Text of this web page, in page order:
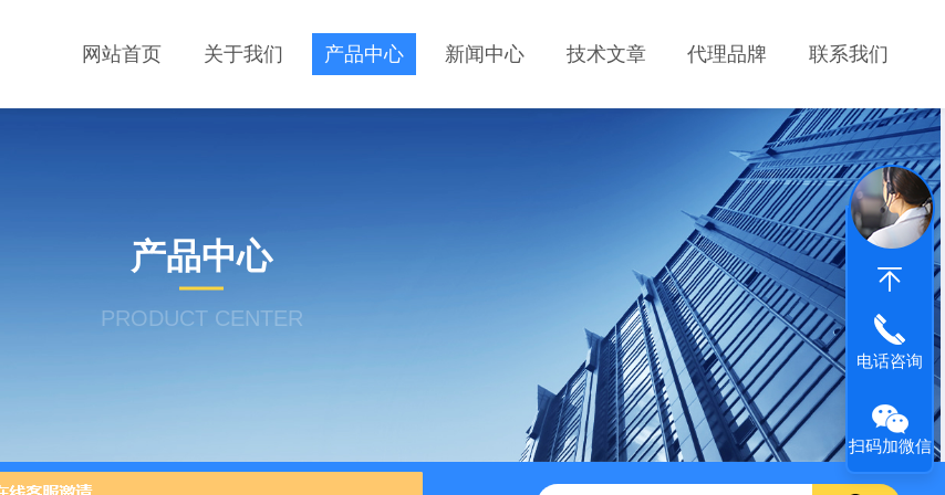
网站首页 关于我们 产品中心 新闻中心 技术文章 代理品牌 联系我们
产品中心
PRODUCT CENTER
电话咨询
扫码加微信